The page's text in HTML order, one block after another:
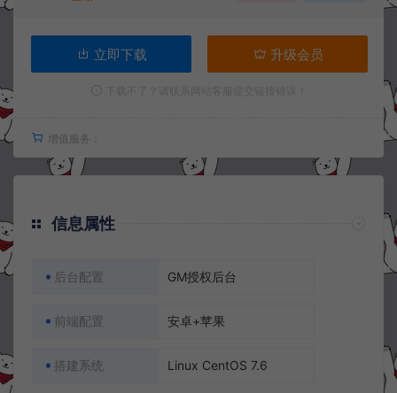
立即下载 升级会员
增值服务：
信息属性
后台配置 GM授权后台
前端配置 安卓+苹果
搭建系统 Linux CentOS 7.6